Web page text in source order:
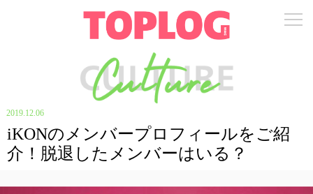
2019.12.06
iKONのメンバープロフィールをご紹
介！脱退したメンバーはいる？